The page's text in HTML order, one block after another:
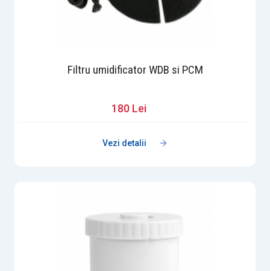
Filtru umidificator WDB si PCM
180 Lei
Vezi detalii